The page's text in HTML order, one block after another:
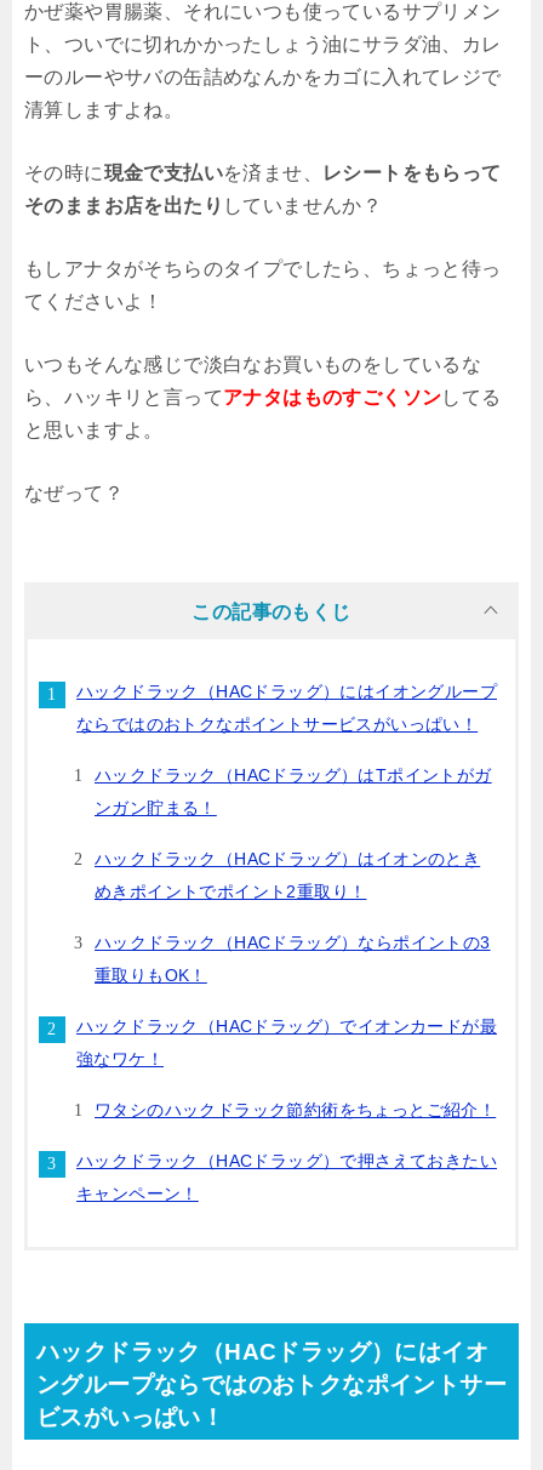
かぜ薬や胃腸薬、それにいつも使っているサプリメン
ト、ついでに切れかかったしょう油にサラダ油、カレ
ーのルーやサバの缶詰めなんかをカゴに入れてレジで
清算しますよね。
その時に現金で支払いを済ませ、
レシートをもらって
そのままお店を出たり していませんか？
もしアナタがそちらのタイプでしたら、ちょっと待っ
てくださいよ！
いつもそんな感じで淡白なお買いものをしているな
ら、ハッキリと言ってアナタは ものすごくソンしてる
と思いますよ。
なぜって？
この記事のもくじ
ハックドラック（HACドラッグ）にはイオングループ
ならではのおトクなポイントサービスがいっぱい！
ハックドラック（HACドラッグ）はTポイントがガ
ンガン貯まる！
ハックドラック（HACドラッグ）はイオンのとき
めきポイントでポイント2重取り！
ハックドラック（HACドラッグ）ならポイントの3
重取りもOK！
ハックドラック（HACドラッグ）でイオンカードが最
強なワケ！
ワタシのハックドラック節約術をちょっとご紹介！
ハックドラック（HACドラッグ）で押さえておきたい
キャンペーン！
ハックドラック（HACドラッグ）にはイオ
ングループならではのおトクなポイントサー
ビスがいっぱい！